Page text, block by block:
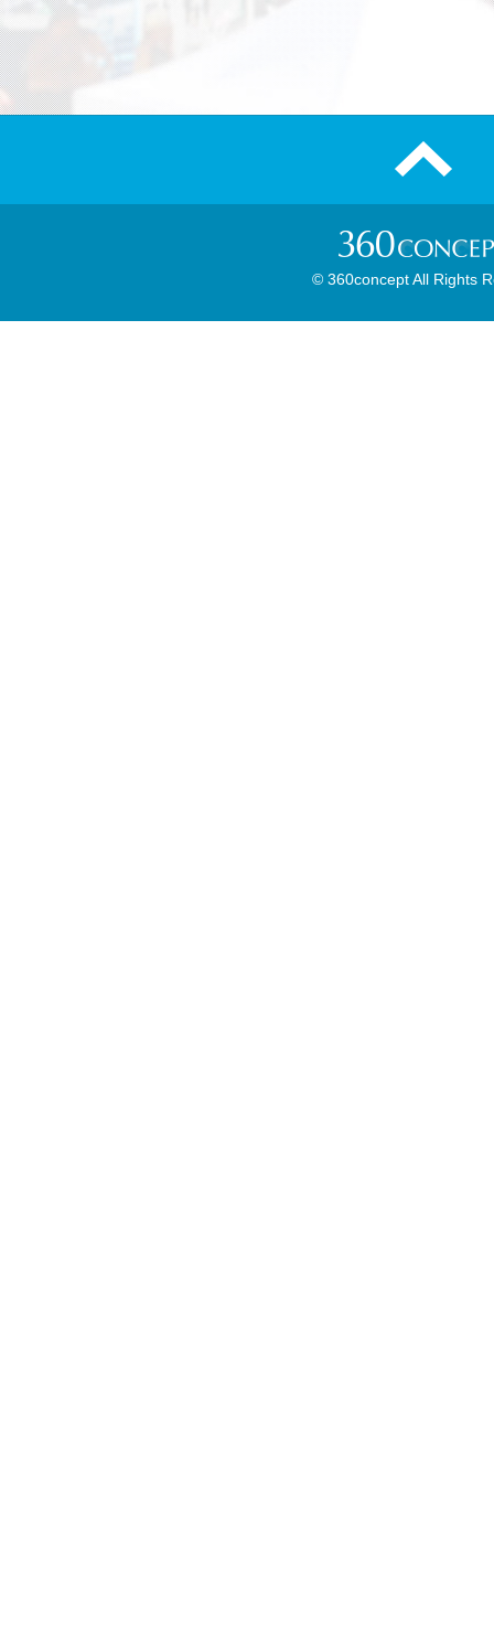
© 360concept All Rights